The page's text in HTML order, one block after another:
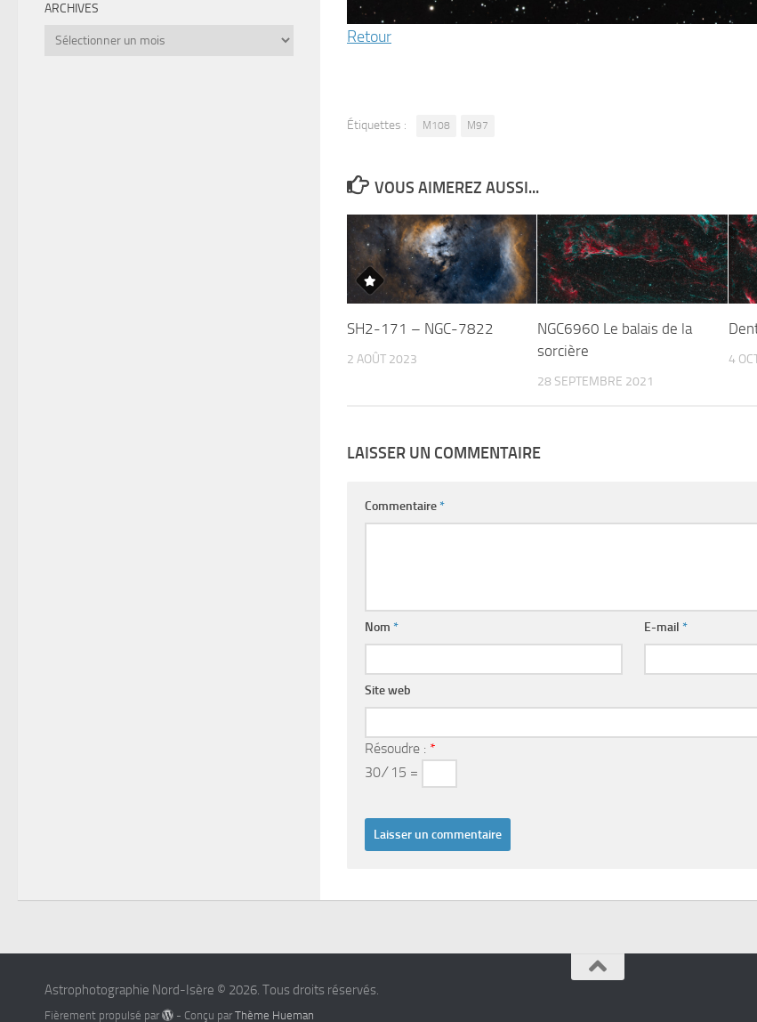
Retour
Étiquettes : M108 M97
VOUS AIMEREZ AUSSI...
SH2-171 – NGC-7822
2 AOÛT 2023
NGC6960 Le balais de la
sorcière
28 SEPTEMBRE 2021
4
LAISSER UN COMMENTAIRE
Commentaire*
Nom * E-mail*
Site web
Résoudre : *
30 ⁄ 15 =
ARCHIVES
Archives
Astrophotographie Nord-Isère © 2026. Tous droits réservés.
Fièrement propulsé par - Conçu parThème Hueman